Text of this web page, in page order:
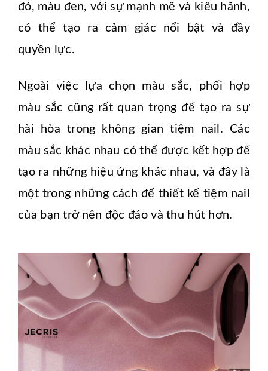
đó, màu đen, với sự mạnh mẽ và kiêu hãnh,
có thể tạo ra cảm giác nổi bật và đầy
quyền lực.
Ngoài việc lựa chọn màu sắc, phối hợp
màu sắc cũng rất quan trọng để tạo ra sự
hài hòa trong không gian tiệm nail. Các
màu sắc khác nhau có thể được kết hợp để
tạo ra những hiệu ứng khác nhau, và đây là
một trong những cách để thiết kế tiệm nail
của bạn trở nên độc đáo và thu hút hơn.